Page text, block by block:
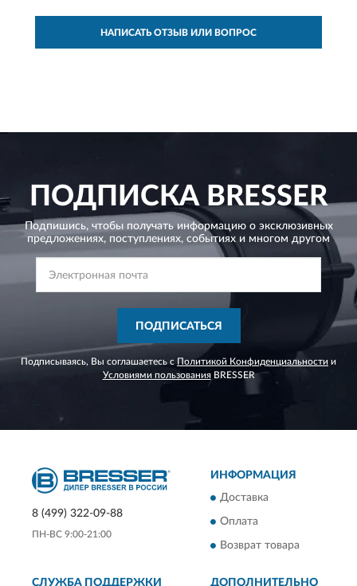
НАПИСАТЬ ОТЗЫВ ИЛИ ВОПРОС
ПОДПИСКАBRESSER
Подпишись, чтобы получать информацию о эксклюзивных
предложениях, поступлениях, событиях и многом другом
ПОДПИСАТЬСЯ
Подписываясь, Вы соглашаетесь с Политикой Конфиденциальности и
Условиями пользованияBRESSER
8 (499) 322-09-88
ПН-ВС 9:00-21:00
ИНФОРМАЦИЯ
Доставка
Оплата
Возврат товара
СЛУЖБА ПОДДЕРЖКИ ДОПОЛНИТЕЛЬНО